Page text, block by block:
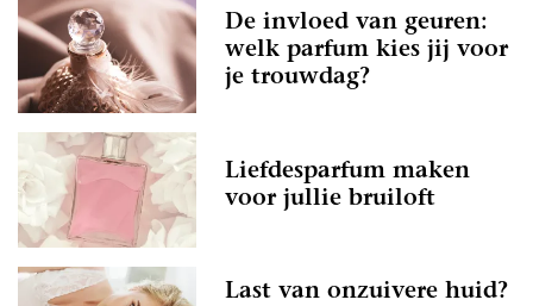
De invloed van geuren:
welk parfum kies jij voor
je trouwdag?
Liefdesparfum maken
voor jullie bruiloft
Last van onzuivere huid?